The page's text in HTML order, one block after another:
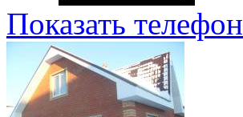
Показать телефон